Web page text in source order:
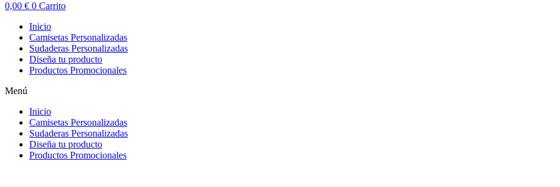
0,00 € 0 Carrito
Inicio
Camisetas Personalizadas
Sudaderas Personalizadas
Diseña tu producto
Productos Promocionales
Menú
Inicio
Camisetas Personalizadas
Sudaderas Personalizadas
Diseña tu producto
Productos Promocionales